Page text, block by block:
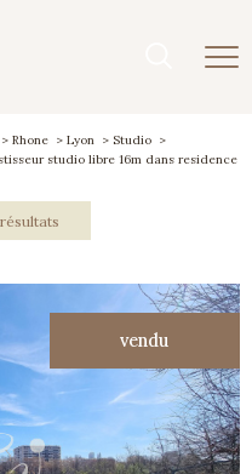
Rhone Lyon
Studio
studio libre 16m dans residence
vendu